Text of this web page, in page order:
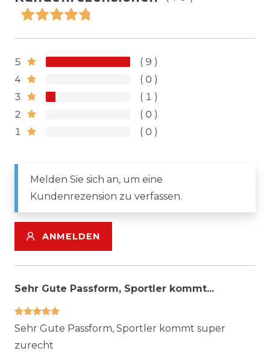
5
9
4
0
3
1
2
0
1
0
Melden Sie sich an, um eine
Kundenrezension zu verfassen.
ANMELDEN
Sehr Gute Passform, Sportler kommt...
Sehr Gute Passform, Sportler kommt super
zurecht